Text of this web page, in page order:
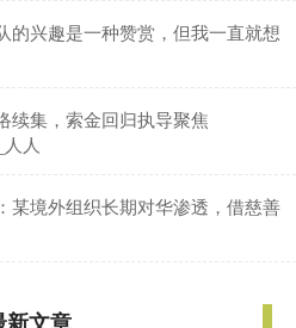
的兴趣是一种赞赏，但我一直就想
续集，索金回归执导聚焦
人
某境外组织长期对华渗透，借慈善